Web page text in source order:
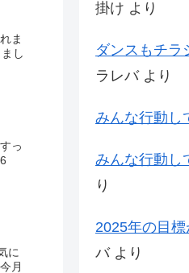
ま
し
っ
に
月
掛け より
ダンスもチラ
ラレバより
みんな行動し
みんな行動し
り
2025年の目
バより